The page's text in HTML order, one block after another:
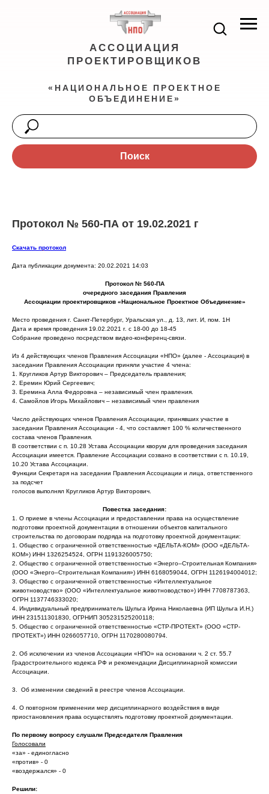
АССОЦИАЦИЯ
ПРОЕКТИРОВЩИКОВ
«НАЦИОНАЛЬНОЕ ПРОЕКТНОЕ
ОБЪЕДИНЕНИЕ»
Поиск
Протокол № 560-ПА от 19.02.2021 г
Скачать протокол
Дата публикации документа: 20.02.2021 14:03
Протокол № 560-ПА
очередного заседания Правления
Ассоциации проектировщиков «Национальное Проектное Объединение»
Место проведения г. Санкт-Петербург, Уральская ул., д. 13, лит. И, пом. 1Н
Дата и время проведения 19.02.2021 г. с 18-00 до 18-45
Собрание проведено посредством видео-конференц-связи.
Из 4 действующих членов Правления Ассоциации «НПО» (далее - Ассоциация) в
заседании Правления Ассоциации приняли участие 4 члена:
1. Кругликов Артур Викторович – Председатель правления;
2. Еремин Юрий Сергеевич;
3. Еремина Алла Федоровна – независимый член правления.
4. Самойлов Игорь Михайлович – независимый член правления
Число действующих членов Правления Ассоциации, принявших участие в
заседании Правления Ассоциации - 4, что составляет 100 % количественного
состава членов Правления.
В соответствии с п. 10.28 Устава Ассоциации кворум для проведения заседания
Ассоциации имеется. Правление Ассоциации созвано в соответствии с п. 10.19,
10.20 Устава Ассоциации.
Функции Секретаря на заседании Правления Ассоциации и лица, ответственного
за подсчет
голосов выполнял Кругликов Артур Викторович.
Повестка заседания:
1. О приеме в члены Ассоциации и предоставлении права на осуществление
подготовки проектной документации в отношении объектов капитального
строительства по договорам подряда на подготовку проектной документации:
1. Общество с ограниченной ответственностью «ДЕЛЬТА-КОМ» (ООО «ДЕЛЬТА-
КОМ») ИНН 1326254524, ОГРН 1191326005750;
2. Общество с ограниченной ответственностью «Энерго–Строительная Компания»
(ООО «Энерго–Строительная Компания») ИНН 6168059044, ОГРН 1126194004012;
3. Общество с ограниченной ответственностью «Интеллектуальное
животноводство» (ООО «Интеллектуальное животноводство») ИНН 7708787363,
ОГРН 1137746333020;
4. Индивидуальный предприниматель Шульга Ирина Николаевна (ИП Шульга И.Н.)
ИНН 231511301830, ОГРНИП 305231525200118;
5. Общество с ограниченной ответственностью «СТР-ПРОТЕКТ» (ООО «СТР-
ПРОТЕКТ») ИНН 0266057710, ОГРН 1170280080794.
2. Об исключении из членов Ассоциации «НПО» на основании ч. 2 ст. 55.7
Градостроительного кодекса РФ и рекомендации Дисциплинарной комиссии
Ассоциации.
3. Об изменении сведений в реестре членов Ассоциации.
4. О повторном применении мер дисциплинарного воздействия в виде
приостановления права осуществлять подготовку проектной документации.
По первому вопросу слушали Председателя Правления
Голосовали
«за» - единогласно
«против» - 0
«воздержался» - 0
Решили: